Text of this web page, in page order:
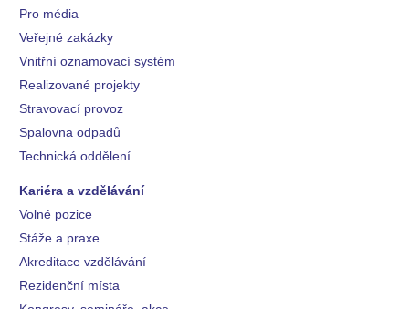
Pro média
Veřejné zakázky
Vnitřní oznamovací systém
Realizované projekty
Stravovací provoz
Spalovna odpadů
Technická oddělení
Kariéra a vzdělávání
Volné pozice
Stáže a praxe
Akreditace vzdělávání
Rezidenční místa